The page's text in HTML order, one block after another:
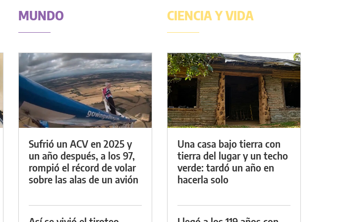
MUNDO
Sufrió un ACV en 2025 y
un año después, a los 97,
rompió el récord de volar
sobre las alas de un avión
CIENCIA Y VIDA
Una casa bajo tierra con
tierra del lugar y un techo
verde: tardó un año en
hacerla solo